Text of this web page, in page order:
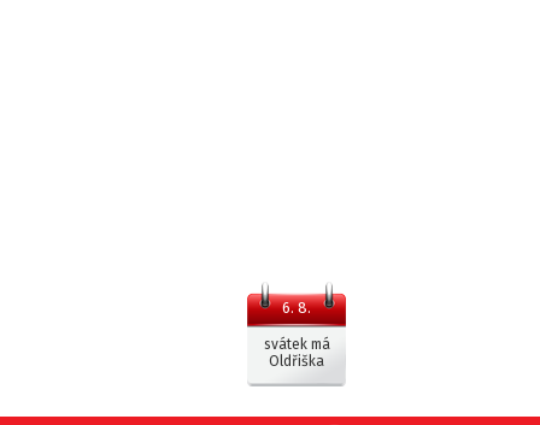
6. 8.
svátek má
Oldřiška